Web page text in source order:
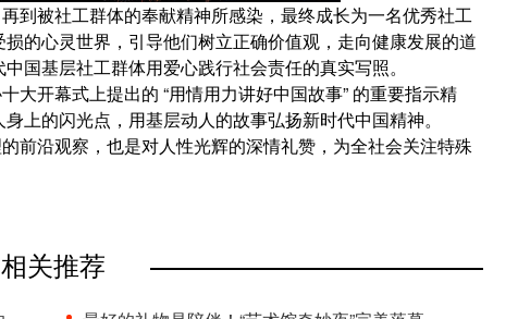
到被社工群体的奉献精神所感染，最终成长为一名优秀社工
的心灵世界，引导他们树立正确价值观，走向健康发展的道
国基层社工群体用爱心践行社会责任的真实写照。
大开幕式上提出的 “用情用力讲好中国故事” 的重要指示精
上的闪光点，用基层动人的故事弘扬新时代中国精神。
前沿观察，也是对人性光辉的深情礼赞，为全社会关注特殊
相关推荐